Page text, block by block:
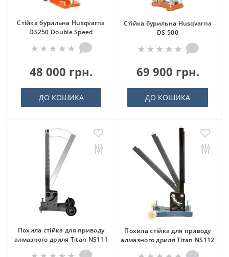
Стійка бурильна Husqvarna
DS250 Double Speed
48 000 грн.
ДО КОШИКА
Стійка бурильна Husqvarna
DS 500
69 900 грн.
ДО КОШИКА
Похила стійка для приводу
алмазного дриля Titan NS111
Похила стійка для приводу
алмазного дриля Titan NS112